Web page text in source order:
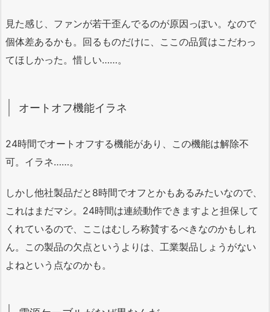
見た感じ、ファンが若干歪んでるのが原因っぽい。なので
個体差あるかも。回るものだけに、ここの品質はこだわっ
てほしかった。惜しい……。
オートオフ機能イラネ
24時間でオートオフする機能があり、この機能は解除不
可。イラネ……。
しかし他社製品だと8時間でオフとかもあるみたいなので、
これはまだマシ。24時間は連続動作できますよと担保して
くれているので、ここはむしろ称賛するべきなのかもしれ
ん。この製品の欠点というよりは、工業製品しょうがない
よねという点なのかも。